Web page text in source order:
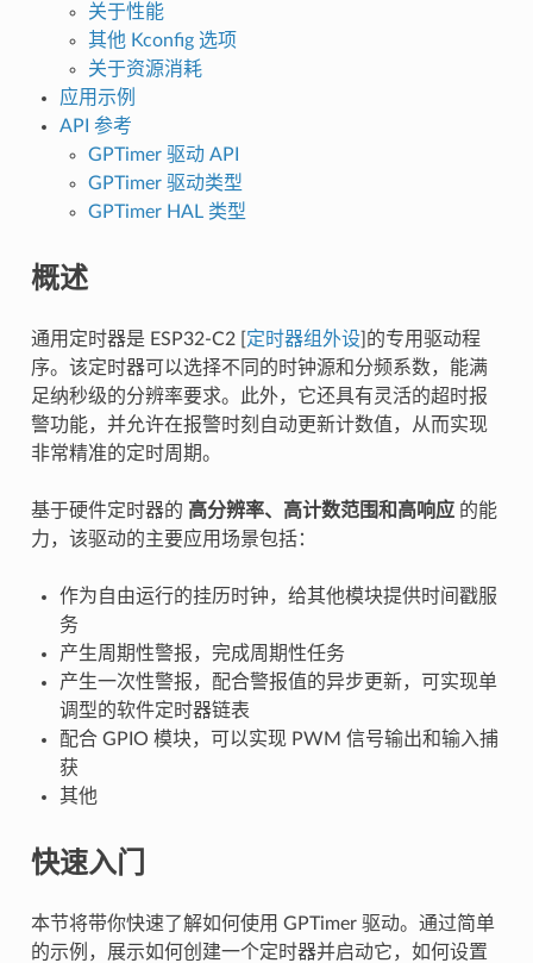
关于性能
其他 Kconfig 选项
关于资源消耗
应用示例
API 参考
GPTimer 驱动 API
GPTimer 驱动类型
GPTimer HAL 类型
概述
通用定时器是 ESP32-C2 [ 定时器组外设]的专用驱动程
序。该定时器可以选择不同的时钟源和分频系数，能满
足纳秒级的分辨率要求。此外，它还具有灵活的超时报
警功能，并允许在报警时刻自动更新计数值，从而实现
非常精准的定时周期。
基于硬件定时器的 高分辨率、高计数范围和高响应 的能
力，该驱动的主要应用场景包括：
作为自由运行的挂历时钟，给其他模块提供时间戳服
务
产生周期性警报，完成周期性任务
产生一次性警报，配合警报值的异步更新，可实现单
调型的软件定时器链表
配合 GPIO 模块，可以实现 PWM 信号输出和输入捕
获
其他
快速入门
本节将带你快速了解如何使用 GPTimer 驱动。通过简单
的示例，展示如何创建一个定时器并启动它，如何设置